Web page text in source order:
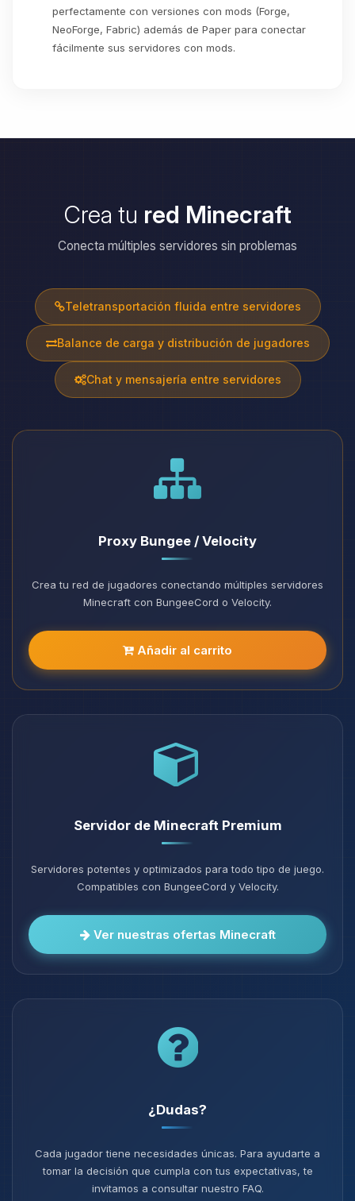
perfectamente con versiones con mods (Forge,
NeoForge, Fabric) además de Paper para conectar
fácilmente sus servidores con mods.
Crea tu red Minecraft
Conecta múltiples servidores sin problemas
Teletransportación fluida entre servidores
Balance de carga y distribución de jugadores
Chat y mensajería entre servidores
Proxy Bungee / Velocity
Crea tu red de jugadores conectando múltiples servidores
Minecraft con BungeeCord o Velocity.
Añadir al carrito
Servidor de Minecraft Premium
Servidores potentes y optimizados para todo tipo de juego.
Compatibles con BungeeCord y Velocity.
Ver nuestras ofertas Minecraft
¿Dudas?
Cada jugador tiene necesidades únicas. Para ayudarte a
tomar la decisión que cumpla con tus expectativas, te
invitamos a consultar nuestro FAQ.